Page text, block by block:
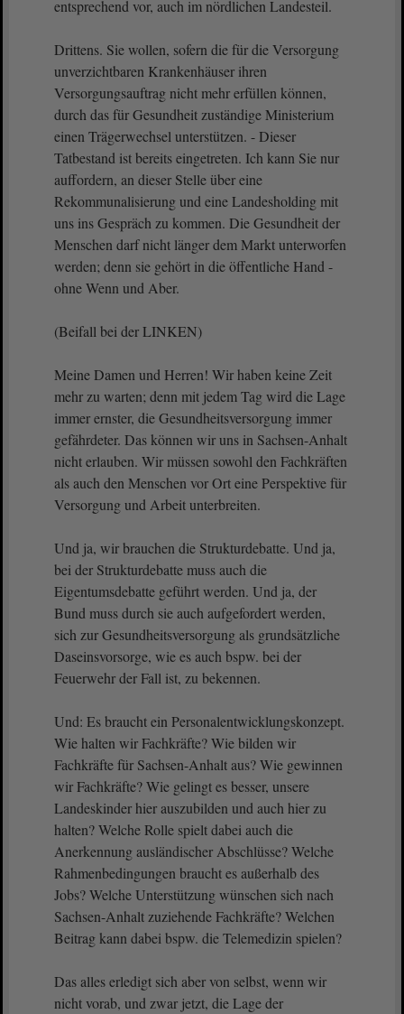
entsprechend vor, auch im nördlichen Landesteil.
Drittens. Sie wollen, sofern die für die Versorgung
unverzichtbaren Krankenhäuser ihren
Versorgungsauftrag nicht mehr erfüllen können,
durch das für Gesundheit zuständige Ministerium
einen Trägerwechsel unterstützen. - Dieser
Tatbestand ist bereits eingetreten. Ich kann Sie nur
auffordern, an dieser Stelle über eine
Rekommunalisierung und eine Landesholding mit
uns ins Gespräch zu kommen. Die Gesundheit der
Menschen darf nicht länger dem Markt unterworfen
werden; denn sie gehört in die öffentliche Hand -
ohne Wenn und Aber.
(Beifall bei der LINKEN)
Meine Damen und Herren! Wir haben keine Zeit
mehr zu warten; denn mit jedem Tag wird die Lage
immer ernster, die Gesundheitsversorgung immer
gefährdeter. Das können wir uns in Sachsen-Anhalt
nicht erlauben. Wir müssen sowohl den Fachkräften
als auch den Menschen vor Ort eine Perspektive für
Versorgung und Arbeit unterbreiten.
Und ja, wir brauchen die Strukturdebatte. Und ja,
bei der Strukturdebatte muss auch die
Eigentumsdebatte geführt werden. Und ja, der
Bund muss durch sie auch aufgefordert werden,
sich zur Gesundheitsversorgung als grundsätzliche
Daseinsvorsorge, wie es auch bspw. bei der
Feuerwehr der Fall ist, zu bekennen.
Und: Es braucht ein Personalentwicklungskonzept.
Wie halten wir Fachkräfte? Wie bilden wir
Fachkräfte für Sachsen-Anhalt aus? Wie gewinnen
wir Fachkräfte? Wie gelingt es besser, unsere
Landeskinder hier auszubilden und auch hier zu
halten? Welche Rolle spielt dabei auch die
Anerkennung ausländischer Abschlüsse? Welche
Rahmenbedingungen braucht es außerhalb des
Jobs? Welche Unterstützung wünschen sich nach
Sachsen-Anhalt zuziehende Fachkräfte? Welchen
Beitrag kann dabei bspw. die Telemedizin spielen?
Das alles erledigt sich aber von selbst, wenn wir
nicht vorab, und zwar jetzt, die Lage der